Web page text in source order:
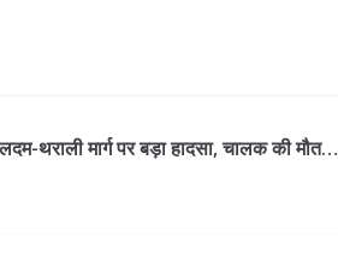
थराली मार्ग पर बड़ा हादसा, चालक की मौत…